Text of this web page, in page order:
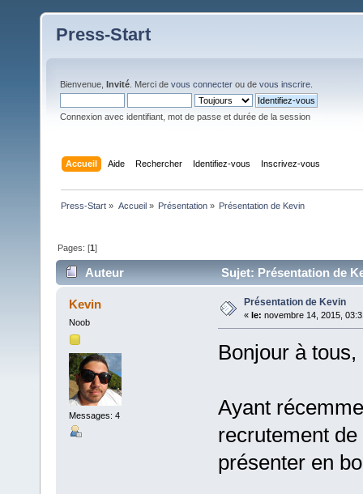
Press-Start
Bienvenue, Invité . Merci de vous connecter ou de vous inscrire
Connexion avec identifiant, mot de passe et durée de la session
Accueil Aide Rechercher Identifiez-vous Inscrivez-vous
Press-Start » Accueil» Présentation» Présentation de Kevin
Pages: [1]
Auteur Sujet: Présentation de
Kevin
Noob
Messages: 4
Présentation de Kevin
« le: novembre 14, 2015,
Bonjour à tous,
Ayant
recrutement
présenter en